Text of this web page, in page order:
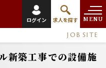
ログイン 求人を探す MENU
JOB SITE
新築工事での設備施